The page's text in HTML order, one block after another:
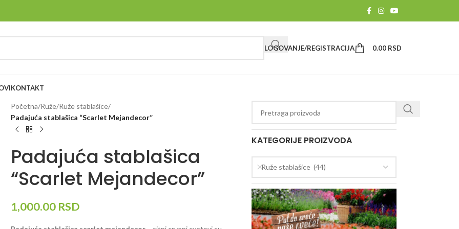
LOGOVANJE/REGISTRACIJA 0.00 RSD
KONTAKT
Početna/Ruže/Ruže stablašice/
Padajuća stablašica “Scarlet Mejandecor”
Padajuća stablašica
“Scarlet Mejandecor”
1,000.00 RSD
KATEGORIJE PROIZVODA
Ruže stablašice (44)